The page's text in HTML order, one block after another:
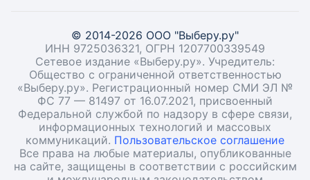
© 2014-2026 ООО "Выберу.ру"
ИНН 9725036321, ОГРН 1207700339549
Сетевое издание «Выберу.ру». Учредитель:
Общество с ограниченной ответственностью
«Выберу.ру». Регистрационный номер СМИ ЭЛ №
ФС 77 — 81497 от 16.07.2021, присвоенный
Федеральной службой по надзору в сфере связи,
информационных технологий и массовых
коммуникаций. Пользовательское соглашение
Все права на любые материалы, опубликованные
на сайте, защищены в соответствии с российским